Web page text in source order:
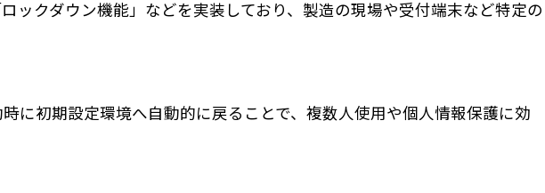
ックダウン機能」などを実装しており、製造の現場や受付端末など特定の
に初期設定環境へ自動的に戻ることで、複数人使用や個人情報保護に効